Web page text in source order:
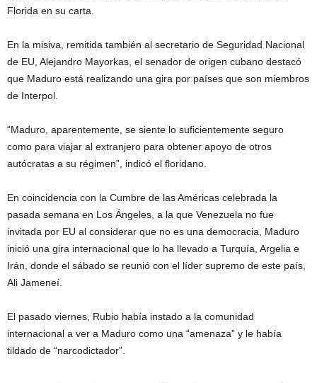
Florida en su carta.
En la misiva, remitida también al secretario de Seguridad Nacional
de EU, Alejandro Mayorkas, el senador de origen cubano destacó
que Maduro está realizando una gira por países que son miembros
de Interpol.
“Maduro, aparentemente, se siente lo suficientemente seguro
como para viajar al extranjero para obtener apoyo de otros
autócratas a su régimen”, indicó el floridano.
En coincidencia con la Cumbre de las Américas celebrada la
pasada semana en Los Ángeles, a la que Venezuela no fue
invitada por EU al considerar que no es una democracia, Maduro
inició una gira internacional que lo ha llevado a Turquía, Argelia e
Irán, donde el sábado se reunió con el líder supremo de este país,
Ali Jameneí.
El pasado viernes, Rubio había instado a la comunidad
internacional a ver a Maduro como una “amenaza” y le había
tildado de “narcodictador”.